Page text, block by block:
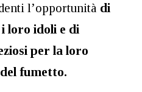
l’opportunità di
loro idoli e di
per la loro
fumetto.